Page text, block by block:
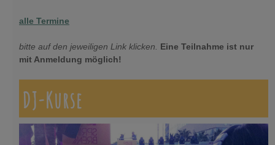
alle Termine
bitte auf den jeweiligen Link klicken. Eine Teilnahme ist nur
mit Anmeldung möglich!
DJ-Kurse